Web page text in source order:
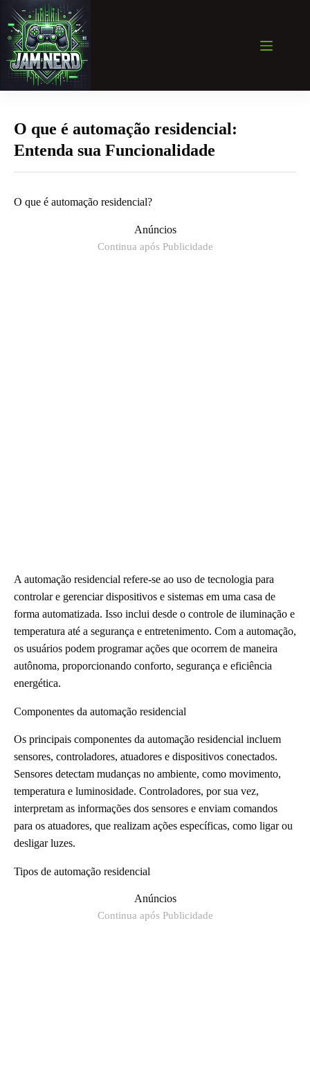
para
conteúdo
O que é automação residencial:
Entenda sua Funcionalidade
O que é automação residencial?
Anúncios
Continua após Publicidade
A automação residencial refere-se ao uso de tecnologia para
controlar e gerenciar dispositivos e sistemas em uma casa de
forma automatizada. Isso inclui desde o controle de iluminação e
temperatura até a segurança e entretenimento. Com a automação,
os usuários podem programar ações que ocorrem de maneira
autônoma, proporcionando conforto, segurança e eficiência
energética.
Componentes da automação residencial
Os principais componentes da automação residencial incluem
sensores, controladores, atuadores e dispositivos conectados.
Sensores detectam mudanças no ambiente, como movimento,
temperatura e luminosidade. Controladores, por sua vez,
interpretam as informações dos sensores e enviam comandos
para os atuadores, que realizam ações específicas, como ligar ou
desligar luzes.
Tipos de automação residencial
Anúncios
Continua após Publicidade